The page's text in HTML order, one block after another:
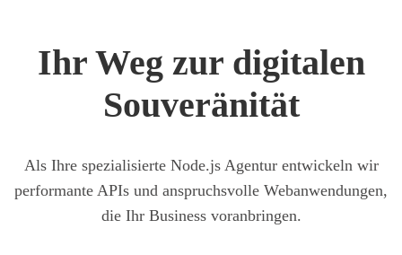
Ihr Weg zur digi­ta­len
Sou­ve­rä­ni­tät
Als Ihre spe­zia­li­sier­te Node.js Agen­tur ent­wi­ckeln wir
per­for­man­te APIs und anspruchs­vol­le Web­an­wen­dun­gen,
die Ihr Busi­ness vor­an­brin­gen.